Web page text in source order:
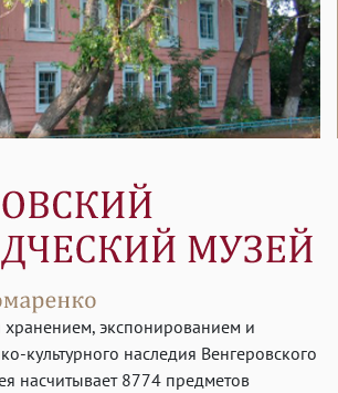
хранением, экспонированием и
культурного наследия Венгеровского
насчитывает 8774 предметов